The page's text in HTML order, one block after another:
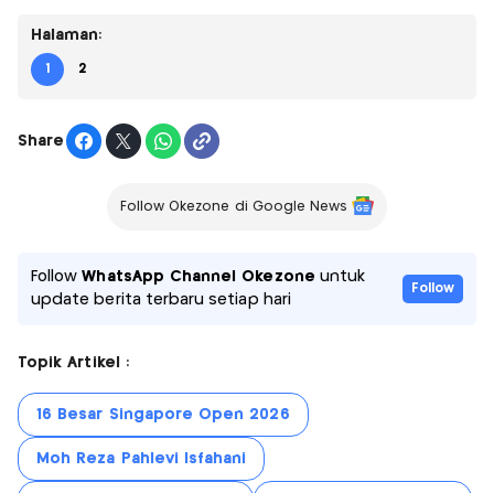
Halaman:
1 2
Share
Follow Okezone di Google News
FollowWhatsApp Channel Okezone untuk
update berita terbaru setiap hari
Follow
Topik Artikel :
16 Besar Singapore Open 2026
Moh Reza Pahlevi Isfahani